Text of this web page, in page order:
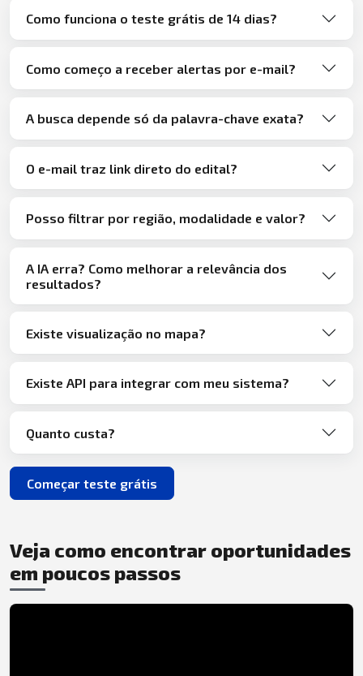
Como funciona o teste grátis de 14 dias?
Como começo a receber alertas por e-mail?
A busca depende só da palavra-chave exata?
O e-mail traz link direto do edital?
Posso filtrar por região, modalidade e valor?
A IA erra? Como melhorar a relevância dos
resultados?
Existe visualização no mapa?
Existe API para integrar com meu sistema?
Quanto custa?
Começar teste grátis
Veja como encontrar oportunidades
em poucos passos